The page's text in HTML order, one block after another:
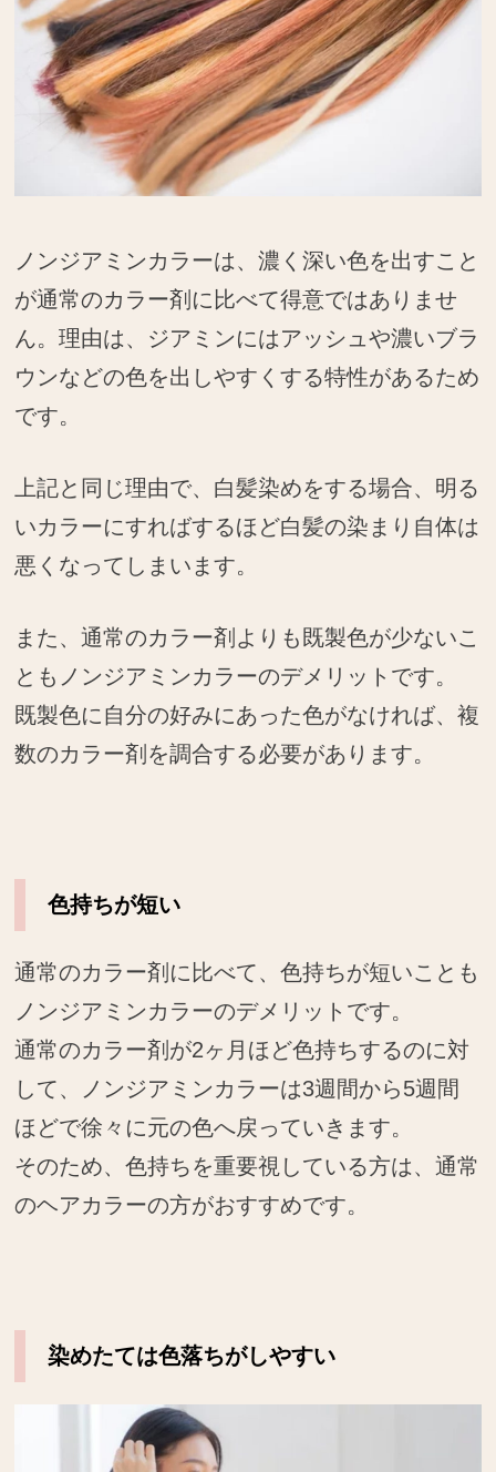
ノンジアミンカラーは、濃く深い色を出すこと
が通常のカラー剤に比べて得意ではありませ
ん。理由は、ジアミンにはアッシュや濃いブラ
ウンなどの色を出しやすくする特性があるため
です。
上記と同じ理由で、白髪染めをする場合、明る
いカラーにすればするほど白髪の染まり自体は
悪くなってしまいます。
また、通常のカラー剤よりも既製色が少ないこ
ともノンジアミンカラーのデメリットです。
既製色に自分の好みにあった色がなければ、複
数のカラー剤を調合する必要があります。
色持ちが短い
通常のカラー剤に比べて、色持ちが短いことも
ノンジアミンカラーのデメリットです。
通常のカラー剤が2ヶ月ほど色持ちするのに対
して、ノンジアミンカラーは3週間から5週間
ほどで徐々に元の色へ戻っていきます。
そのため、色持ちを重要視している方は、通常
のヘアカラーの方がおすすめです。
染めたては色落ちがしやすい